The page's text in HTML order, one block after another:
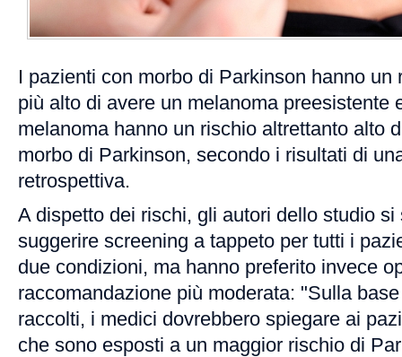
I pazienti con morbo di Parkinson hanno un
più alto di avere un melanoma preesistente
melanoma hanno un rischio altrettanto alto
morbo di Parkinson, secondo i risultati di
retrospettiva.
A dispetto dei rischi, gli autori dello studio
suggerire screening a tappeto per tutti i
due condizioni, ma hanno preferito invece
raccomandazione più moderata: "Sulla
raccolti, i medici dovrebbero spiegare ai
che sono esposti a un maggior rischio di